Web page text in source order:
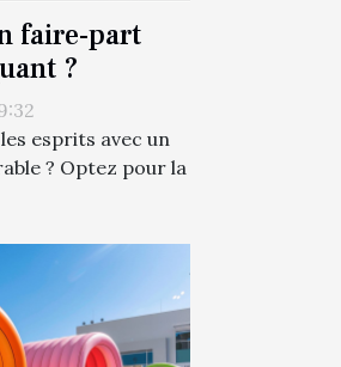
faire-part
?
esprits avec un
? Optez pour la